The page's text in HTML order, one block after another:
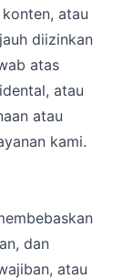
atau
diizinkan
atas
atau
atau
kami.
dan
atau